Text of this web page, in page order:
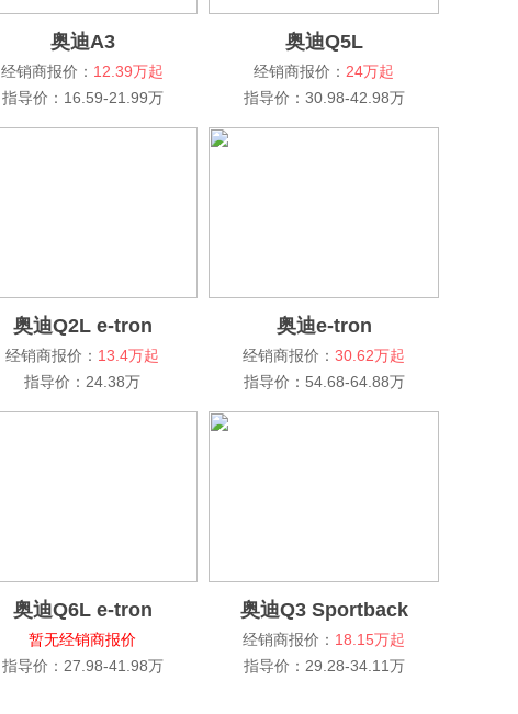
奥迪A3
经销商报价： 12.39万起
指导价：16.59-21.99万
奥迪Q5L
经销商报价： 24万起
指导价：30.98-42.98万
奥迪Q2L e-tron
经销商报价： 13.4万起
指导价：24.38万
奥迪e-tron
经销商报价： 30.62万起
指导价：54.68-64.88万
奥迪Q6L e-tron
暂无经销商报价
指导价：27.98-41.98万
奥迪Q3 Sportback
经销商报价： 18.15万起
指导价：29.28-34.11万